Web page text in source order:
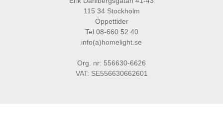
115 34 Stockholm
Öppettider
Tel 08-660 52 40
info(a)homelight.se
Org. nr: 556630-6626
VAT: SE556630662601